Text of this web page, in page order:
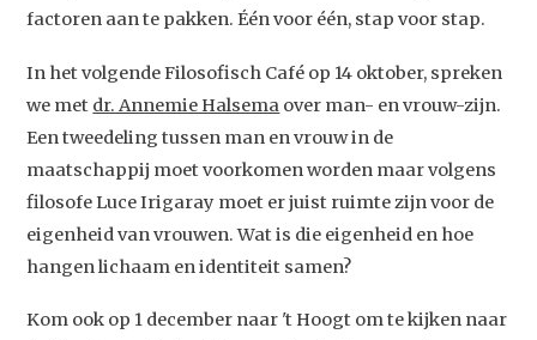
factoren aan te pakken. Één voor één, stap voor stap.
In het volgende Filosofisch Café op 14 oktober, spreken
we met dr. Annemie Halsema over man- en vrouw-zijn.
Een tweedeling tussen man en vrouw in de
maatschappij moet voorkomen worden maar volgens
filosofe Luce Irigaray moet er juist ruimte zijn voor de
eigenheid van vrouwen. Wat is die eigenheid en hoe
hangen lichaam en identiteit samen?
Kom ook op 1 december naar 't Hoogt om te kijken naar